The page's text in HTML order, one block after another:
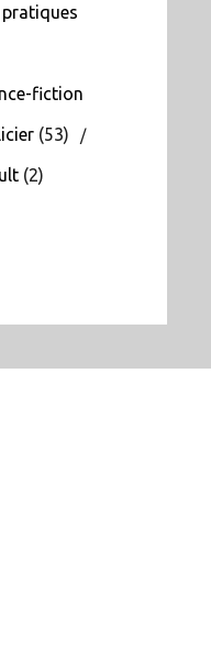
pratiques
fiction
(53)
(2)